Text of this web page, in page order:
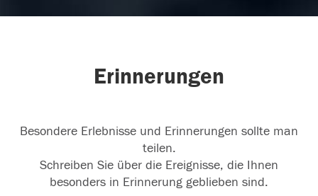
Erinnerungen
Besondere Erlebnisse und Erinnerungen sollte man
teilen.
Schreiben Sie über die Ereignisse, die Ihnen
besonders in Erinnerung geblieben sind.